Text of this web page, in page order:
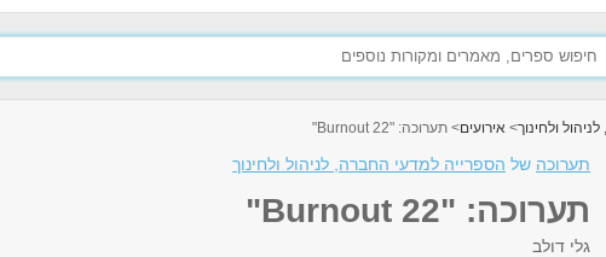
ולחינוך> אירועים> תערוכה: "Burnout 22"
תערוכה של הספרייה למדעי החברה, לניהול ולחינוך
תערוכה: "Burnout 22"
גלי דולב